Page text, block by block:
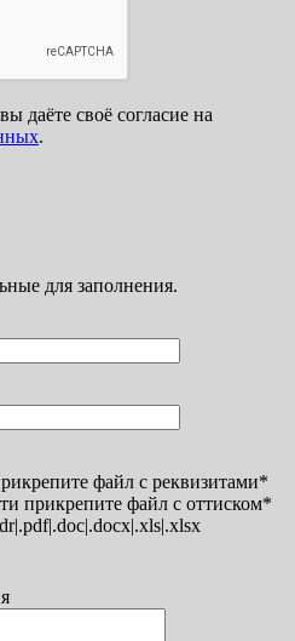
даёте своё согласие на
.
для заполнения.
файл с реквизитами*
прикрепите файл с оттиском*